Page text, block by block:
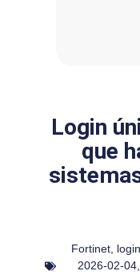
Login
que
Fortinet,
2026-02-04,